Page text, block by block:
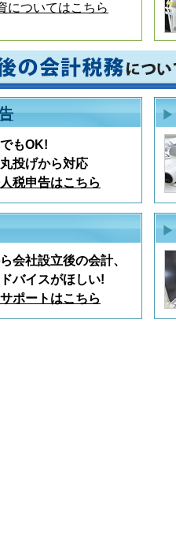
についてはこちら
もOK!
投げから対応
税申告はこちら
会社設立後の会計、
バイスがほしい!
ポートはこちら